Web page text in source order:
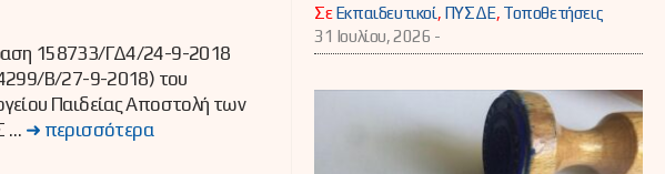
158733/ΓΔ4/24-9-2018
Β/27-9-2018) του
Παιδείας Αποστολή των
… ➜ περισσότερα
ΣεΕκπαιδευτικοί, ΠΥΣΔΕ, Τοποθετήσεις
31 Ιουλίου, 2026 -